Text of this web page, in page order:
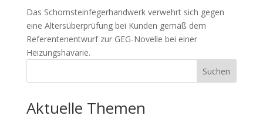
Das Schornsteinfegerhandwerk verwehrt sich gegen
eine Altersüberprüfung bei Kunden gemäß dem
Referentenentwurf zur GEG-Novelle bei einer
Heizungshavarie.
Suchen
Aktuelle Themen